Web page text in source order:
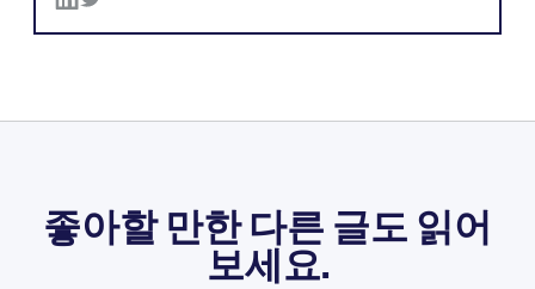
좋아할 만한 다른 글도 읽어
보세요.